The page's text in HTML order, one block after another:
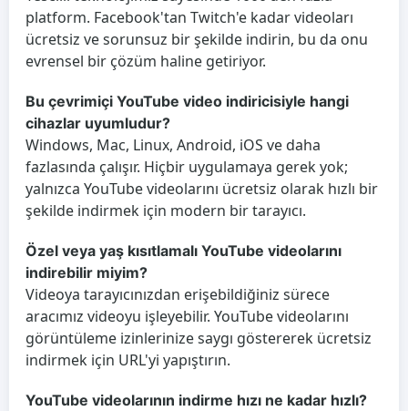
platform. Facebook'tan Twitch'e kadar videoları
ücretsiz ve sorunsuz bir şekilde indirin, bu da onu
evrensel bir çözüm haline getiriyor.
Bu çevrimiçi YouTube video indiricisiyle hangi
cihazlar uyumludur?
Windows, Mac, Linux, Android, iOS ve daha
fazlasında çalışır. Hiçbir uygulamaya gerek yok;
yalnızca YouTube videolarını ücretsiz olarak hızlı bir
şekilde indirmek için modern bir tarayıcı.
Özel veya yaş kısıtlamalı YouTube videolarını
indirebilir miyim?
Videoya tarayıcınızdan erişebildiğiniz sürece
aracımız videoyu işleyebilir. YouTube videolarını
görüntüleme izinlerinize saygı göstererek ücretsiz
indirmek için URL'yi yapıştırın.
YouTube videolarının indirme hızı ne kadar hızlı?